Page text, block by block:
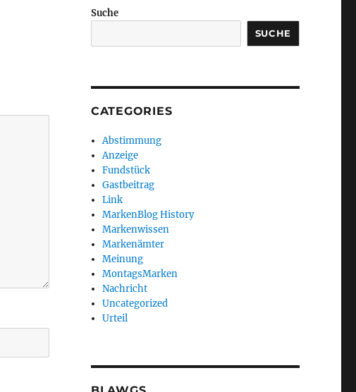
Suche
SUCHE
CATEGORIES
Abstimmung
Anzeige
Fundstück
Gastbeitrag
Link
MarkenBlog History
Markenwissen
Markenämter
Meinung
MontagsMarken
Nachricht
Uncategorized
Urteil